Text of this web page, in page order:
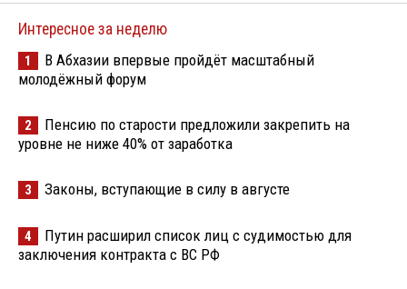
Интересное за неделю
1
В Абхазии впервые пройдёт масштабный
молодёжный форум
2
Пенсию по старости предложили закрепить на
уровне не ниже 40% от заработка
3 Законы, вступающие в силу в августе
4
Путин расширил список лиц с судимостью для
заключения контракта с ВС РФ